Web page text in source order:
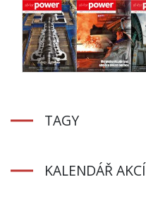
TAGY
KALENDÁŘ AKCÍ